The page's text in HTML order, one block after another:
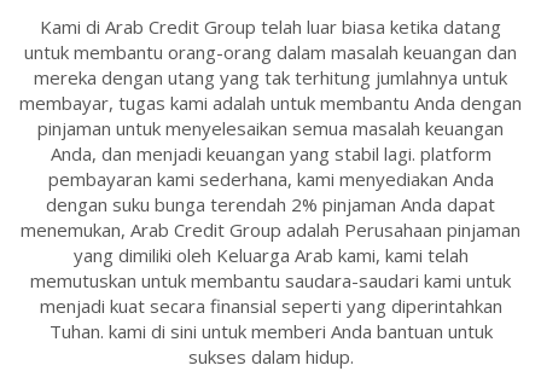
Kami di Arab Credit Group telah luar biasa ketika datang
untuk membantu orang-orang dalam masalah keuangan dan
mereka dengan utang yang tak terhitung jumlahnya untuk
membayar, tugas kami adalah untuk membantu Anda dengan
pinjaman untuk menyelesaikan semua masalah keuangan
Anda, dan menjadi keuangan yang stabil lagi. platform
pembayaran kami sederhana, kami menyediakan Anda
dengan suku bunga terendah 2% pinjaman Anda dapat
menemukan, Arab Credit Group adalah Perusahaan pinjaman
yang dimiliki oleh Keluarga Arab kami, kami telah
memutuskan untuk membantu saudara-saudari kami untuk
menjadi kuat secara finansial seperti yang diperintahkan
Tuhan. kami di sini untuk memberi Anda bantuan untuk
sukses dalam hidup.